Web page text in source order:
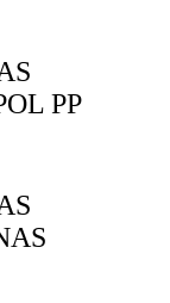
PP